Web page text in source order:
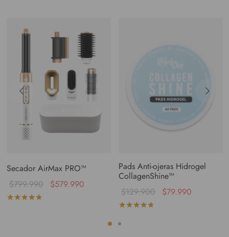
Secador AirMax PRO™
$799.990 $579.990
Pads Anti-ojeras Hidrogel
CollagenShine™
$129.900 $79.990